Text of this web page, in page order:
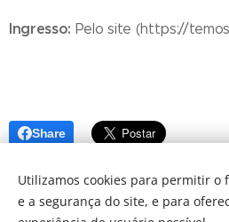
Ingresso: Pelo site (https://
Share
Utilizamos cookies para permitir o
e a segurança do site, e para